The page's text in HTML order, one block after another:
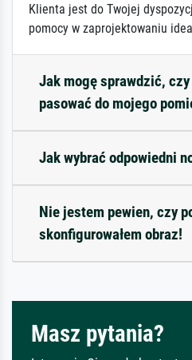
Klienta jest do Twojej
pomocy w zaprojektowaniu
Jak mogę sprawdzić,
pasować do mojego
Jak wybrać odpowiedni
Nie jestem pewien, czy
skonfigurowałem obraz!
Masz pytania?